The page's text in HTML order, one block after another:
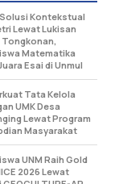
Kontekstual
Lewat Lukisan
Tongkonan,
Matematika
Esai di Unmul
Tata Kelola
UMK Desa
Lewat Program
Masyarakat
UNM Raih Gold
2026 Lewat